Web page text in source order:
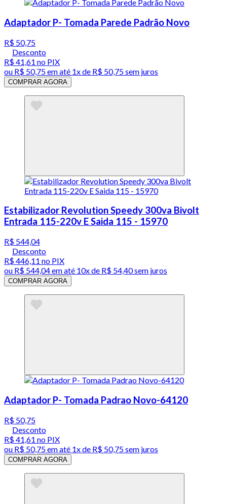
Adaptador P- Tomada Parede Padrão Novo
R$ 50,75
Desconto
R$ 41,61 no PIX
ou R$ 50,75em até 1x de R$ 50,75sem juros
COMPRAR AGORA
Estabilizador Revolution Speedy 300va Bivolt
Entrada 115-220v E Saida 115 - 15970
R$ 544,04
Desconto
R$ 446,11 no PIX
ou R$ 544,04em até 10x de R$ 54,40 sem juros
COMPRAR AGORA
Adaptador P- Tomada Padrao Novo-64120
R$ 50,75
Desconto
R$ 41,61 no PIX
ou R$ 50,75em até 1x de R$ 50,75sem juros
COMPRAR AGORA